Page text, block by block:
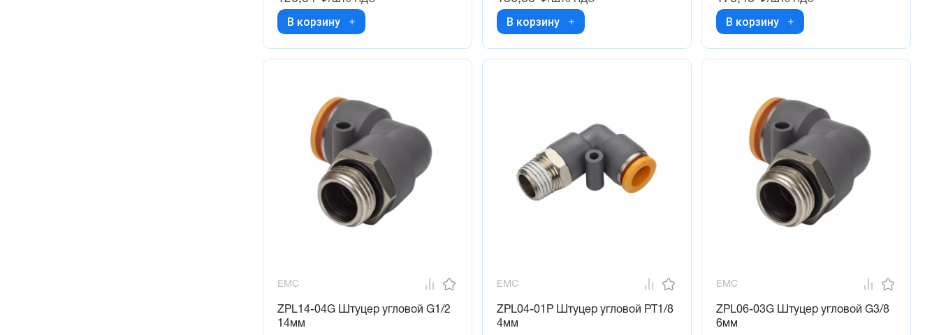
В корзину В корзину В корзину
EMC
ZPL14-04G Штуцер угловой G1/2
14мм
EMC
ZPL04-01P Штуцер угловой PT1/8
4мм
EMC
ZPL06-03G Штуцер угловой G3/8
6мм